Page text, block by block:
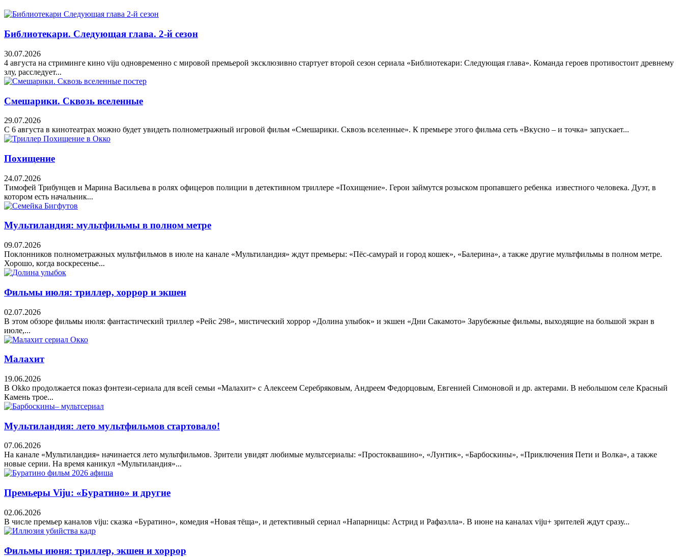
Библиотекари. Следующая глава. 2-й сезон
30.07.2026
4 августа на стриминге кино viju одновременно с мировой премьерой эксклюзивно стартует второй сезон сериала «Библиотекари: Следующая глава». Команда героев противостоит древнему
злу, расследует...
Смешарики. Сквозь вселенные
29.07.2026
С 6 августа в кинотеатрах можно будет увидеть полнометражный игровой фильм «Смешарики. Сквозь вселенные». К премьере этого фильма сеть «Вкусно – и точка» запускает...
Похищение
24.07.2026
Тимофей Трибунцев и Марина Васильева в ролях офицеров полиции в детективном триллере «Похищение». Герои займутся розыском пропавшего ребенка известного человека. Дуэт, в
котором есть начальник...
Мультиландия: мультфильмы в полном метре
09.07.2026
Поклонников полнометражных мультфильмов в июле на канале «Мультиландия» ждут премьеры: «Пёс-самурай и город кошек», «Балерина», а также другие мультфильмы в полном метре.
Хорошо, когда воскресенье...
Фильмы июля: триллер, хоррор и экшен
02.07.2026
В этом обзоре фильмы июля: фантастический триллер «Рейс 298», мистический хоррор «Долина улыбок» и экшен «Дни Сакамото» Зарубежные фильмы, выходящие на большой экран в
июле,...
Малахит
19.06.2026
В Okko продолжается показ фэнтези-сериала для всей семьи «Малахит» с Алексеем Серебряковым, Андреем Федорцовым, Евгенией Симоновой и др. актерами. В небольшом селе Красный
Камень трое...
Мультиландия: лето мультфильмов стартовало!
07.06.2026
На канале «Мультиландия» начинается лето мультфильмов. Зрители увидят любимые мультсериалы: «Простоквашино», «Лунтик», «Барбоскины», «Приключения Пети и Волка», а также
новые серии. На время каникул «Мультиландия»...
Премьеры Viju: «Буратино» и другие
02.06.2026
В числе премьер каналов viju: сказка «Буратино», комедия «Новая тёща», и детективный сериал «Напарницы: Астрид и Рафаэлла». В июне на каналах viju+ зрителей ждут сразу...
Фильмы июня: триллер, экшен и хоррор